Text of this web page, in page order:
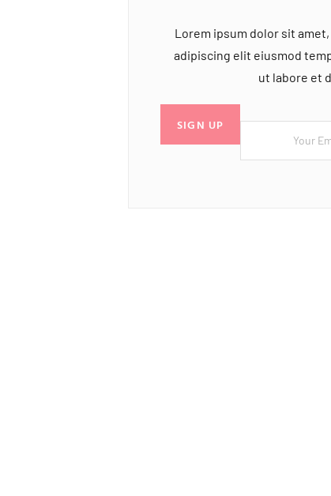
Lorem ipsum dolor sit
adipiscing elit eiusmod
ut labore et
SIGN UP